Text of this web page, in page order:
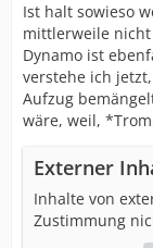
Ist halt sowieso
mittlerweile
Dynamo ist
verstehe ich
Aufzug
wäre, weil,
Externer
Inhalte von
Zustimmung